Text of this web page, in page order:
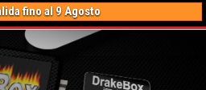
fino al 9 Agosto